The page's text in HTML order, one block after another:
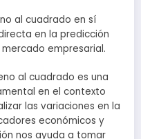
al cuadrado en sí
en la predicción
empresarial.
al cuadrado es una
en el contexto
las variaciones en la
económicos y
nos ayuda a tomar